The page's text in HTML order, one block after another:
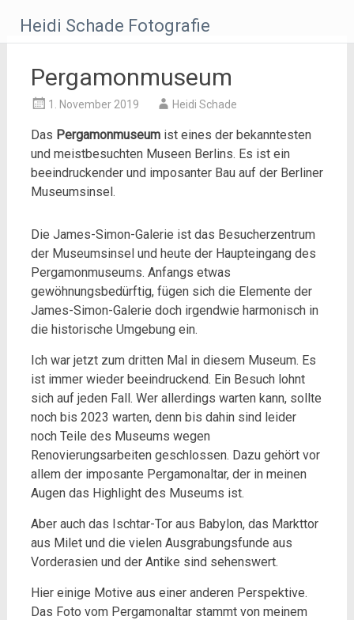
Inhalt
springen
Heidi Schade Fotografie
Pergamonmuseum
1. November 2019 Heidi Schade
Das Pergamonmuseumist eines der bekanntesten
und meistbesuchten Museen Berlins. Es ist ein
beeindruckender und imposanter Bau auf der Berliner
Museumsinsel.
Die James-Simon-Galerie ist das Besucherzentrum
der Museumsinsel und heute der Haupteingang des
Pergamonmuseums. Anfangs etwas
gewöhnungsbedürftig, fügen sich die Elemente der
James-Simon-Galerie doch irgendwie harmonisch in
die historische Umgebung ein.
Ich war jetzt zum dritten Mal in diesem Museum. Es
ist immer wieder beeindruckend. Ein Besuch lohnt
sich auf jeden Fall. Wer allerdings warten kann, sollte
noch bis 2023 warten, denn bis dahin sind leider
noch Teile des Museums wegen
Renovierungsarbeiten geschlossen. Dazu gehört vor
allem der imposante Pergamonaltar, der in meinen
Augen das Highlight des Museums ist.
Aber auch das Ischtar-Tor aus Babylon, das Markttor
aus Milet und die vielen Ausgrabungsfunde aus
Vorderasien und der Antike sind sehenswert.
Hier einige Motive aus einer anderen Perspektive.
Das Foto vom Pergamonaltar stammt von meinem